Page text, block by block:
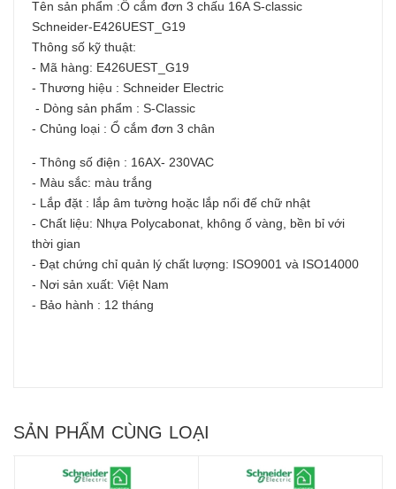
Tên sản phẩm :Ổ cắm đơn 3 chấu 16A S-classic
Schneider-E426UEST_G19
Thông số kỹ thuật:
- Mã hàng: E426UEST_G19
- Thương hiệu : Schneider Electric
- Dòng sản phẩm : S-Classic
- Chủng loại : Ổ cắm đơn 3 chân
- Thông số điện : 16AX- 230VAC
- Màu sắc: màu trắng
- Lắp đặt : lắp âm tường hoặc lắp nổi đế chữ nhật
- Chất liệu: Nhựa Polycabonat, không ố vàng, bền bỉ với
thời gian
- Đạt chứng chỉ quản lý chất lượng: ISO9001 và ISO14000
- Nơi sản xuất: Việt Nam
- Bảo hành : 12 tháng
SẢN PHẨM CÙNG LOẠI